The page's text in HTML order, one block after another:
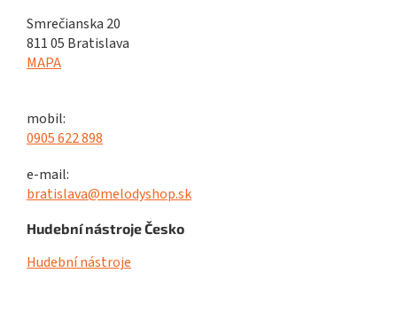
Smrečianska 20
811 05 Bratislava
MAPA
mobil:
0905 622 898
e-mail:
bratislava@melodyshop.sk
Hudební nástroje Česko
Hudební nástroje